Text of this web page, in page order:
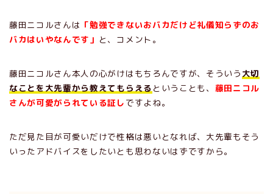
藤田ニコルさんは 「勉強できないおバカだけど礼儀知らずのお
バカはいやなんです」 と、コメント。
藤田ニコルさん本人の心がけはもちろんですが、そういう 大切
なことを大先輩から教えてもらえる ということも、 藤田ニコル
さんが可愛がられている証し ですよね。
ただ見た目が可愛いだけで性格は悪いとなれば、大先輩もそう
いったアドバイスをしたいとも思わないはずですから。